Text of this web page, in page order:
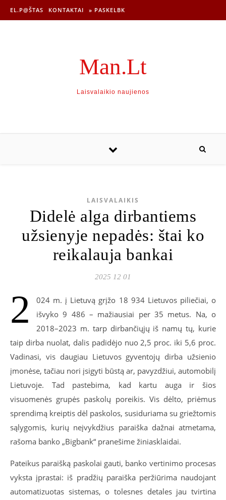
EL.P@ŠTAS KONTAKTAI » PASKELBK
Man.Lt
Laisvalaikio naujienos
LAISVALAIKIS
Didelė alga dirbantiems
užsienyje nepadės: štai ko
reikalauja bankai
2025 12 01
2
024 m. į Lietuvą grįžo 18 934 Lietuvos piliečiai, o
išvyko 9 486 – mažiausiai per 35 metus. Na, o
2018–2023 m. tarp dirbančiųjų iš namų tų, kurie
taip dirba nuolat, dalis padidėjo nuo 2,5 proc. iki 5,6 proc.
Vadinasi, vis daugiau Lietuvos gyventojų dirba užsienio
įmonėse, tačiau nori įsigyti būstą ar, pavyzdžiui, automobilį
Lietuvoje. Tad pastebima, kad kartu auga ir šios
visuomenės grupės paskolų poreikis. Vis dėlto, priėmus
sprendimą kreiptis dėl paskolos, susiduriama su griežtomis
sąlygomis, kurių neįvykdžius paraiška dažnai atmetama,
rašoma banko „Bigbank“ pranešime žiniasklaidai.
Pateikus paraišką paskolai gauti, banko vertinimo procesas
vyksta įprastai: iš pradžių paraiška peržiūrima naudojant
automatizuotas sistemas, o tolesnes detales jau tvirtina